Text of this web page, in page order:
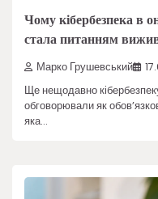
Чому кібербезпека в
стала питанням
Марко Грушевський
Ще нещодавно
обговорювали як
яка…